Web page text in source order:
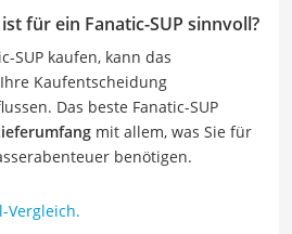
für ein Fanatic-SUP sinnvoll?
SUP kaufen, kann das
Kaufentscheidung
Das beste Fanatic-SUP
mit allem, was Sie für
benötigen.
Vergleich.